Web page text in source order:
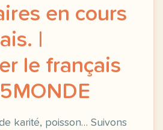
en cours
|
le français
karité, poisson… Suivons